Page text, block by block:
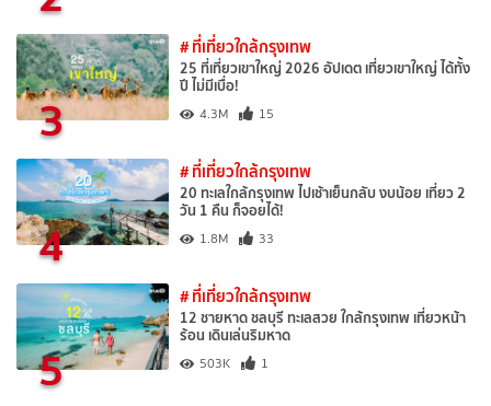
3
# ที่เที่ยวใกล้กรุงเทพ
25 ที่เที่ยวเขาใหญ่ 2026 อัปเดต เที่ยวเขาใหญ่ ได้ทั้ง
ปี ไม่มีเบื่อ!
4.3M 15
4
# ที่เที่ยวใกล้กรุงเทพ
20 ทะเลใกล้กรุงเทพ ไปเช้าเย็นกลับ งบน้อย เที่ยว 2
วัน 1 คืน ก็จอยได้!
1.8M 33
5
# ที่เที่ยวใกล้กรุงเทพ
12 ชายหาด ชลบุรี ทะเลสวย ใกล้กรุงเทพ เที่ยวหน้า
ร้อน เดินเล่นริมหาด
503K 1